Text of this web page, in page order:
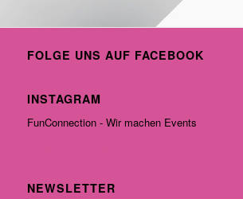
FOLGE UNS AUF FACEBOOK
INSTAGRAM
FunConnection - Wir machen Events
NEWSLETTER